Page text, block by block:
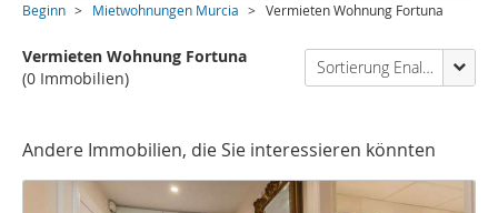
Beginn Mietwohnungen Murcia Vermieten Wohnung Fortuna
Vermieten Wohnung Fortuna
(0 Immobilien)
Sortierung Enalquiler
Andere Immobilien, die Sie interessieren könnten